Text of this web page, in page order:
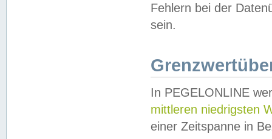
Fehlern bei der
sein.
In PEGELONLINE
mittleren niedrigsten
einer Zeitspanne in